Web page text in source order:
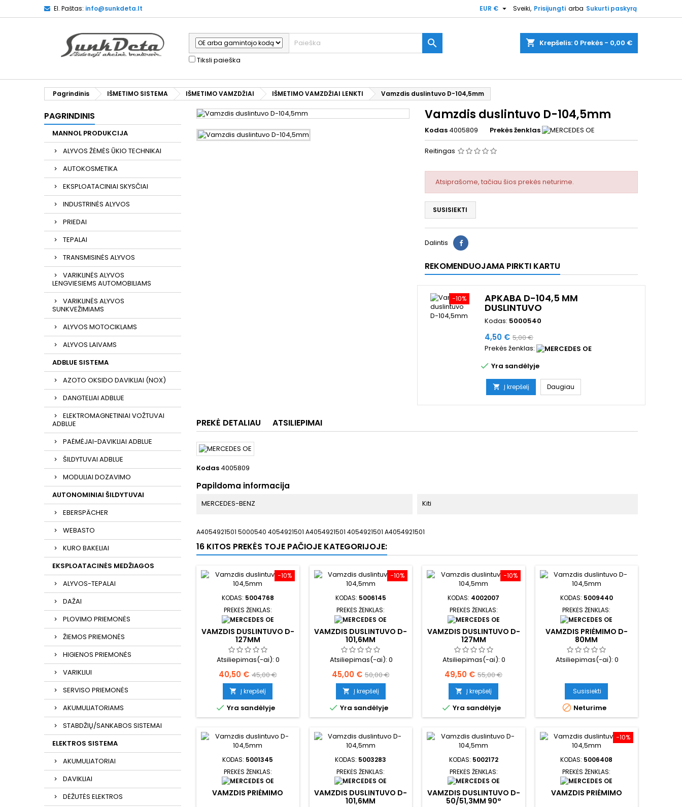
El. Paštas: info@sunkdeta.lt Sveiki, Prisijungti arba Sukurti paskyrą
EUR € 
shopping_cart Krepšelis: 0 Prekės - 0,00 €
Tiksli paieška

Pagrindinis IŠMETIMO SISTEMA IŠMETIMO VAMZDŽIAI IŠMETIMO VAMZDŽIAI LENKTI Vamzdis duslintuvo D-104,5mm
PAGRINDINIS
MANNOL PRODUKCIJA
ALYVOS ŽĖMĖS ŪKIO TECHNIKAI
AUTOKOSMETIKA
EKSPLOATACINIAI SKYSČIAI
INDUSTRINĖS ALYVOS
PRIEDAI
TEPALAI
TRANSMISINĖS ALYVOS
VARIKLINĖS ALYVOS
LENGVIESIEMS AUTOMOBILIAMS
VARIKLINĖS ALYVOS
SUNKVEŽIMIAMS
ALYVOS MOTOCIKLAMS
ALYVOS LAIVAMS
ADBLUE SISTEMA
AZOTO OKSIDO DAVIKLIAI (NOX)
DANGTELIAI ADBLUE
ELEKTROMAGNETINIAI VOŽTUVAI
ADBLUE
PAĖMĖJAI-DAVIKLIAI ADBLUE
ŠILDYTUVAI ADBLUE
MODULIAI DOZAVIMO
AUTONOMINIAI ŠILDYTUVAI
EBERSPÄCHER
WEBASTO
KURO BAKELIAI
EKSPLOATACINĖS MEDŽIAGOS
ALYVOS-TEPALAI
DAŽAI
PLOVIMO PRIEMONĖS
ŽIEMOS PRIEMONĖS
HIGIENOS PRIEMONĖS
VARIKLIUI
SERVISO PRIEMONĖS
AKUMULIATORIAMS
STABDŽIŲ/SANKABOS SISTEMAI
ELEKTROS SISTEMA
AKUMULIATORIAI
DAVIKLIAI
DĖŽUTĖS ELEKTROS
Vamzdis duslintuvo D-104,5mm
Kodas 4005809 Prekės ženklas
Reitingas
Atsiprašome, tačiau šios prekės neturime.
SUSISIEKTI
Dalintis
REKOMENDUOJAMA PIRKTI KARTU
−10% APKABA D-104,5 MM
DUSLINTUVO
Kodas: 5000540
Kaina
4,50 € Bazinė
kaina
5,00 €
Prekės ženklas:
 Yra sandėlyje
 Į krepšelį Daugiau
PREKĖ DETALIAU ATSILIEPIMAI
Kodas 4005809
Papildoma informacija
MERCEDES-BENZ Kiti
A4054921501 5000540 4054921501 A4054921501 4054921501 A4054921501
16 KITOS PREKĖS TOJE PAČIOJE KATEGORIJOJE:
−10%
KODAS: 5004768
PREKĖS ŽENKLAS:
VAMZDIS DUSLINTUVO D-
127MM
Atsiliepimas(-ai):0
Kaina
40,50 € Bazinė
kaina
45,00 €
 Į krepšelį
 Yra sandėlyje
−10%
KODAS: 5006145
PREKĖS ŽENKLAS:
VAMZDIS DUSLINTUVO D-
101,6MM
Atsiliepimas(-ai): 0
Kaina
45,00 € Bazinė
kaina
50,00 €
 Į krepšelį
 Yra sandėlyje
−10%
KODAS: 4002007
PREKĖS ŽENKLAS:
VAMZDIS DUSLINTUVO D-
127MM
Atsiliepimas(-ai):0
Kaina
49,50 € Bazinė
kaina
55,00 €
 Į krepšelį
 Yra sandėlyje
KODAS: 5009440
PREKĖS ŽENKLAS:
VAMZDIS PRIĖMIMO D-
80MM
Atsiliepimas(-ai): 0
Susisiekti
 Neturime
KODAS: 5001345
PREKĖS ŽENKLAS:
VAMZDIS PRIĖMIMO
KODAS: 5003283
PREKĖS ŽENKLAS:
VAMZDIS DUSLINTUVO D-
101,6MM
KODAS: 5002172
PREKĖS ŽENKLAS:
VAMZDIS DUSLINTUVO D-
50/51,3MM 90°
−10%
KODAS: 5006408
PREKĖS ŽENKLAS:
VAMZDIS PRIĖMIMO